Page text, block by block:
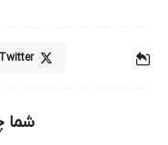
Twitter
شما